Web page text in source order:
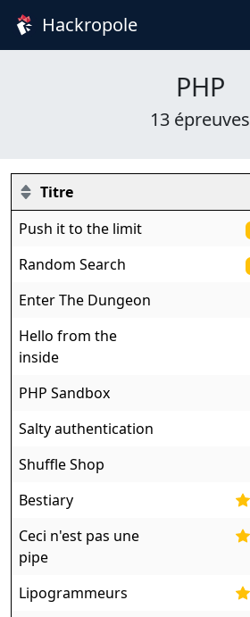
Hackropole
PHP
13 épreuves
Titre
Push it to the limit
Random Search
Enter The Dungeon
Hello from the
inside
PHP Sandbox
Salty authentication
Shuffle Shop
Bestiary
Ceci n'est pas une
pipe
Lipogrammeurs